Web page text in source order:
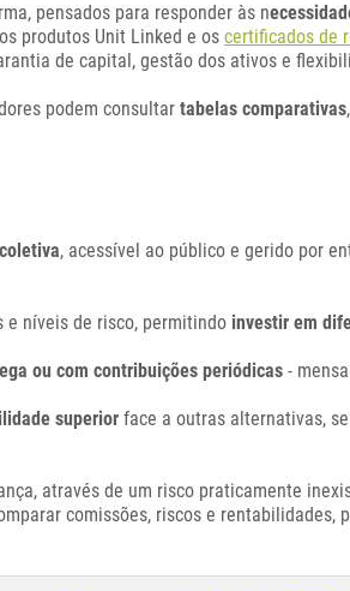
pensados para responder às n
produtos Unit Linked e oscertificados de
de capital, gestão dos ativos e
podem consultartabelas comparativas
, acessível ao público e gerido por
e níveis de risco, permitindo investir em
ou com contribuições periódicas -
superior face a outras alternativas,
através de um risco praticamente
comissões, riscos e rentabilidades,